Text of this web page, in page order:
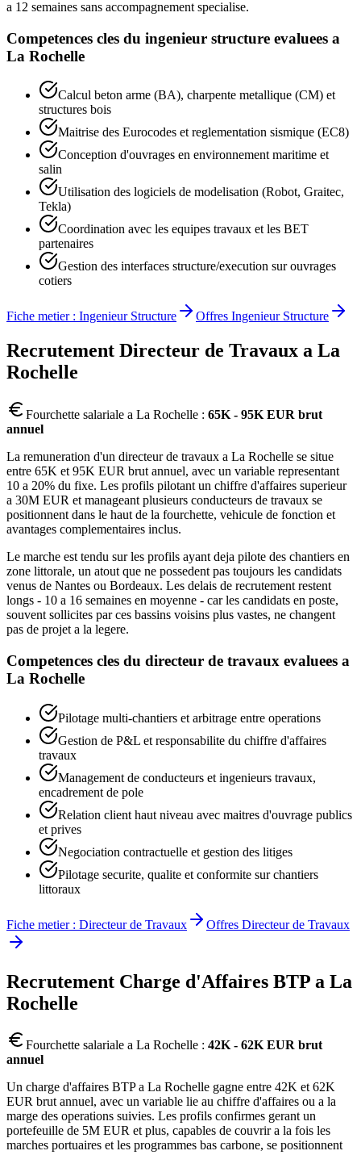
a 12 semaines sans accompagnement specialise.
Competences cles du ingenieur structure evaluees a
La Rochelle
Calcul beton arme (BA), charpente metallique (CM) et
structures bois
Maitrise des Eurocodes et reglementation sismique (EC8)
Conception d'ouvrages en environnement maritime et
salin
Utilisation des logiciels de modelisation (Robot, Graitec,
Tekla)
Coordination avec les equipes travaux et les BET
partenaires
Gestion des interfaces structure/execution sur ouvrages
cotiers
Fiche metier : Ingenieur Structure Offres Ingenieur Structure
Recrutement Directeur de Travaux a La
Rochelle
Fourchette salariale a La Rochelle : 65K - 95K EUR brut
annuel
La remuneration d'un directeur de travaux a La Rochelle se situe
entre 65K et 95K EUR brut annuel, avec un variable representant
10 a 20% du fixe. Les profils pilotant un chiffre d'affaires superieur
a 30M EUR et manageant plusieurs conducteurs de travaux se
positionnent dans le haut de la fourchette, vehicule de fonction et
avantages complementaires inclus.
Le marche est tendu sur les profils ayant deja pilote des chantiers en
zone littorale, un atout que ne possedent pas toujours les candidats
venus de Nantes ou Bordeaux. Les delais de recrutement restent
longs - 10 a 16 semaines en moyenne - car les candidats en poste,
souvent sollicites par ces bassins voisins plus vastes, ne changent
pas de projet a la legere.
Competences cles du directeur de travaux evaluees a
La Rochelle
Pilotage multi-chantiers et arbitrage entre operations
Gestion de P&L et responsabilite du chiffre d'affaires
travaux
Management de conducteurs et ingenieurs travaux,
encadrement de pole
Relation client haut niveau avec maitres d'ouvrage publics
et prives
Negociation contractuelle et gestion des litiges
Pilotage securite, qualite et conformite sur chantiers
littoraux
Fiche metier : Directeur de Travaux Offres Directeur de Travaux
Recrutement Charge d'Affaires BTP a La
Rochelle
Fourchette salariale a La Rochelle : 42K - 62K EUR brut
annuel
Un charge d'affaires BTP a La Rochelle gagne entre 42K et 62K
EUR brut annuel, avec un variable lie au chiffre d'affaires ou a la
marge des operations suivies. Les profils confirmes gerant un
portefeuille de 5M EUR et plus, capables de couvrir a la fois les
marches portuaires et les programmes bas carbone, se positionnent